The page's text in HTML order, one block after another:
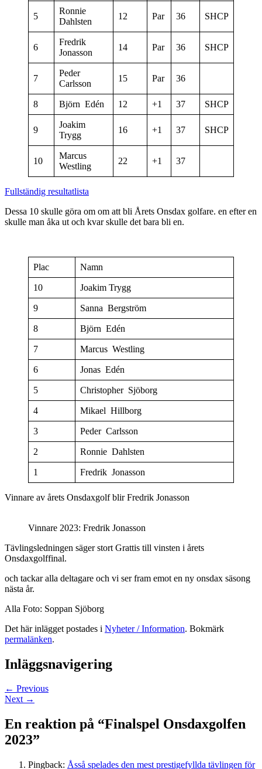
5
Ronnie
Dahlsten
12 Par 36 SHCP
6
Fredrik
Jonasson
14 Par 36 SHCP
7
Peder
Carlsson
15 Par 36
8 Björn Edén 12 +1 37 SHCP
9
Joakim
Trygg
16 +1 37 SHCP
10
Marcus
Westling
22 +1 37
Fullständig resultatlista
Dessa 10 skulle göra om om att bli Årets Onsdax golfare. en efter en
skulle man åka ut och kvar skulle det bara bli en.
Plac Namn
10 Joakim Trygg
9 Sanna Bergström
8 Björn Edén
7 Marcus Westling
6 Jonas Edén
5 Christopher Sjöborg
4 Mikael Hillborg
3 Peder Carlsson
2 Ronnie Dahlsten
1 Fredrik Jonasson
Vinnare av årets Onsdaxgolf blir Fredrik Jonasson
Vinnare 2023: Fredrik Jonasson
Tävlingsledningen säger stort Grattis till vinsten i årets
Onsdaxgolffinal.
och tackar alla deltagare och vi ser fram emot en ny onsdax säsong
nästa år.
Alla Foto: Soppan Sjöborg
Det här inlägget postades i Nyheter / Information. Bokmärk
permalänken.
Inläggsnavigering
← Previous
Next →
En reaktion på “Finalspel Onsdaxgolfen
2023”
Pingback: Åsså spelades den mest prestigefyllda tävlingen för